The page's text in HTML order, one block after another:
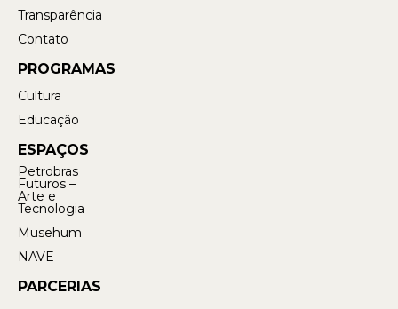
Transparência
Contato
PROGRAMAS
Cultura
Educação
ESPAÇOS
Petrobras
Futuros –
Arte e
Tecnologia
Musehum
NAVE
PARCERIAS